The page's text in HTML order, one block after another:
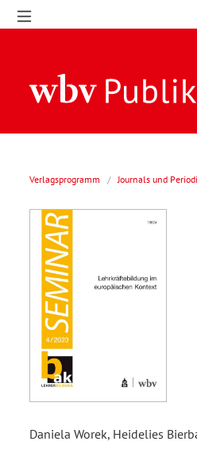
Verlagsprogramm / Journals und
Daniela Worek, Heidelies